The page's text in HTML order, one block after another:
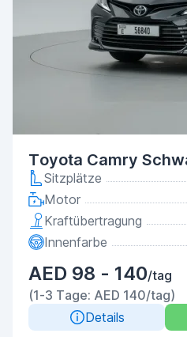
Toyota Camry
Sitzplätze
Motor
Kraftübertragung
Innenfarbe
AED 98 - 140/tag
(1-3 Tage: AED 140/tag)
Details